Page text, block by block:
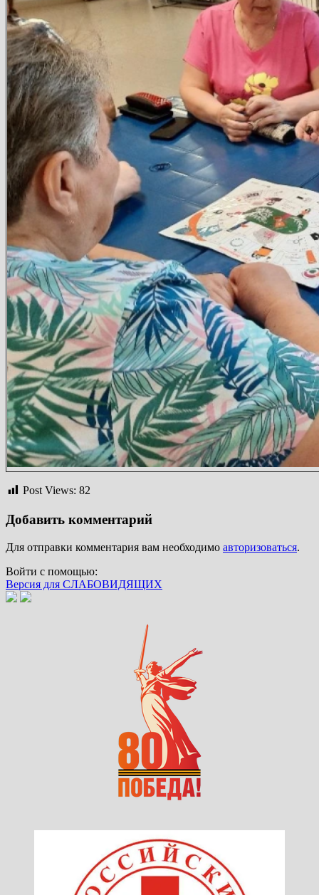
Post Views: 82
Добавить комментарий
Для отправки комментария вам необходимо авторизоваться.
Войти с помощью:
Версия для СЛАБОВИДЯЩИХ